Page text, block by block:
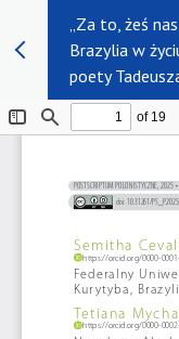
„Za to, żeś
Brazylia w
poety